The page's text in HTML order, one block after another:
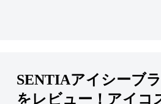
SENTIAアイシーブ
をレビュー！アイコ